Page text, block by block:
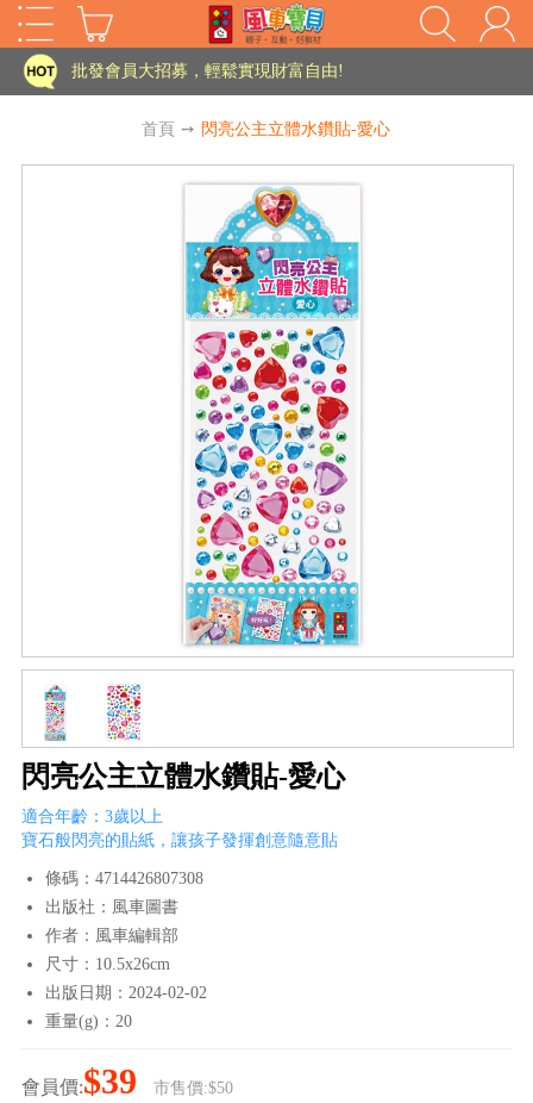
家長樂了!「風車書版集團暨FOOD超人企業總部」目前正興建中!
批發會員大招募，輕鬆實現財富自由!
老師您好!!幼教會員火熱招募中~
海外購物免煩惱！點我查看『海外購物流程說明』
批發會員大招募，輕鬆實現財富自由!
老師您好!!幼教會員火熱招募中~
海外購物免煩惱！點我查看『海外購物流程說明』
首頁 ➙ 閃亮公主立體水鑽貼-愛心
閃亮公主立體水鑽貼-愛心
適合年齡：3歲以上
寶石般閃亮的貼紙，讓孩子發揮創意隨意貼
條碼：4714426807308
出版社：風車圖書
作者：風車編輯部
尺寸：10.5x26cm
出版日期：2024-02-02
重量(g)：20
會員價:$39 市售價:$50